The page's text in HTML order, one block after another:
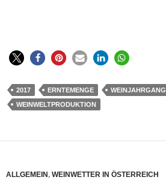
2017 ERNTEMENGE WEINJAHRGANG
WEINWELTPRODUKTION
ALLGEMEIN , WEINWETTER IN ÖSTERREICH